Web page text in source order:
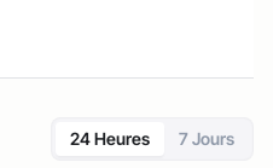
24 Heures 7 Jours